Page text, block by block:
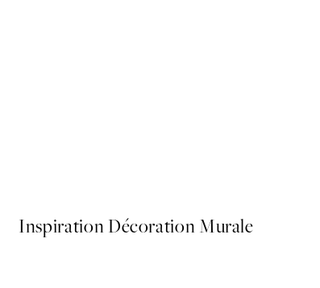
Inspiration Décoration Murale